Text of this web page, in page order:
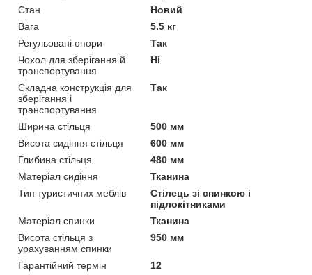
Стан
Новий
Вага
5.5 кг
Регульовані опори
Так
Чохол для зберігання й
транспортування
Ні
Складна конструкція для
зберігання і
транспортування
Так
Ширина стільця
500 мм
Висота сидіння стільця
600 мм
Глибина стільця
480 мм
Матеріал сидіння
Тканина
Тип туристичних меблів
Стілець зі спинкою і
підлокітниками
Матеріал спинки
Тканина
Висота стільця з
урахуванням спинки
950 мм
Гарантійний термін
12